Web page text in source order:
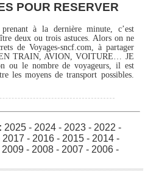
POUR RESERVER
prenant à la dernière minute, c’est
deux ou trois astuces. Alors on ne
de Voyages-sncf.com, à partager
TRAIN, AVION, VOITURE… JE
ou le nombre de voyageurs, il est
les moyens de transport possibles.
2025 - 2024 - 2023 - 2022 -
2017 - 2016 - 2015 - 2014 -
2009 - 2008 - 2007 - 2006 -